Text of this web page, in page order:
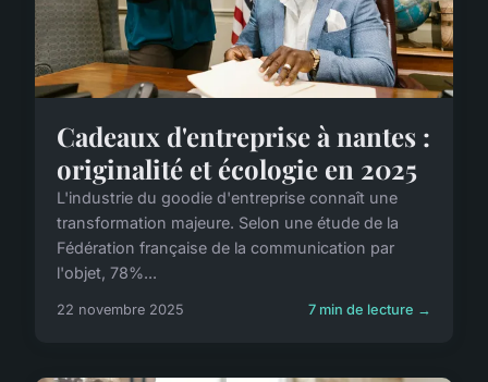
Cadeaux d'entreprise à nantes :
originalité et écologie en 2025
L'industrie du goodie d'entreprise connaît une
transformation majeure. Selon une étude de la
Fédération française de la communication par
l'objet, 78%...
22 novembre 2025 7 min de lecture →